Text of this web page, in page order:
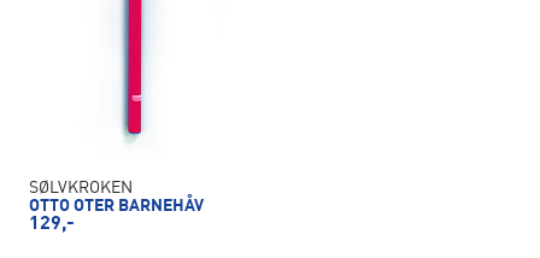
SØLVKROKEN
OTTO OTER BARNEHÅV
129,-